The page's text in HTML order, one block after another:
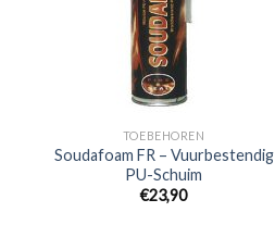
TOEBEHOREN
Soudafoam FR – Vuurbestendig
PU-Schuim
€23,90